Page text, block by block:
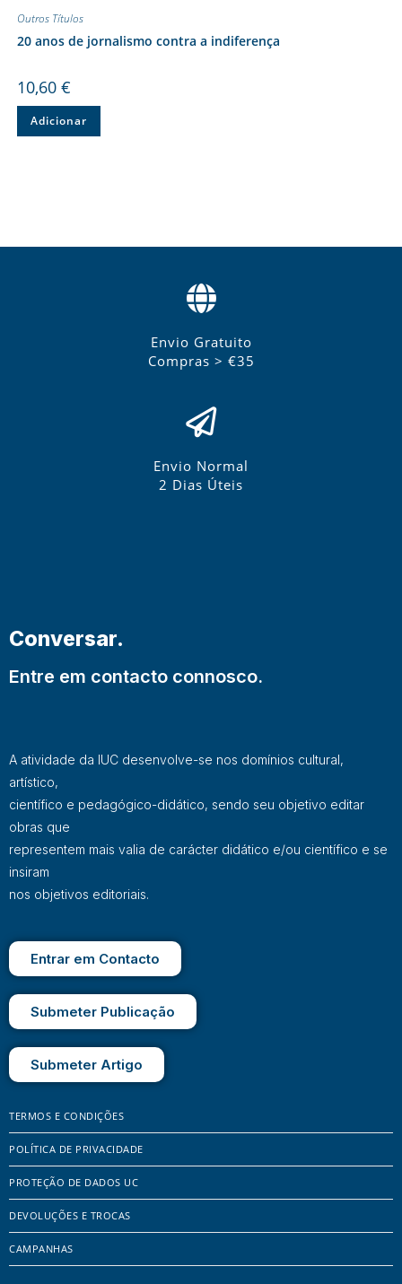
Outros Títulos
20 anos de jornalismo contra a indiferença
10,60 €
Adicionar
Envio Gratuito
Compras > €35
Envio Normal
2 Dias Úteis
Conversar.
Entre em contacto connosco.
A atividade da IUC desenvolve-se nos domínios cultural,
artístico,
científico e pedagógico-didático, sendo seu objetivo editar
obras que
representem mais valia de carácter didático e/ou científico e se
insiram
nos objetivos editoriais.
Entrar em Contacto
Submeter Publicação
Submeter Artigo
TERMOS E CONDIÇÕES
POLÍTICA DE PRIVACIDADE
PROTEÇÃO DE DADOS UC
DEVOLUÇÕES E TROCAS
CAMPANHAS